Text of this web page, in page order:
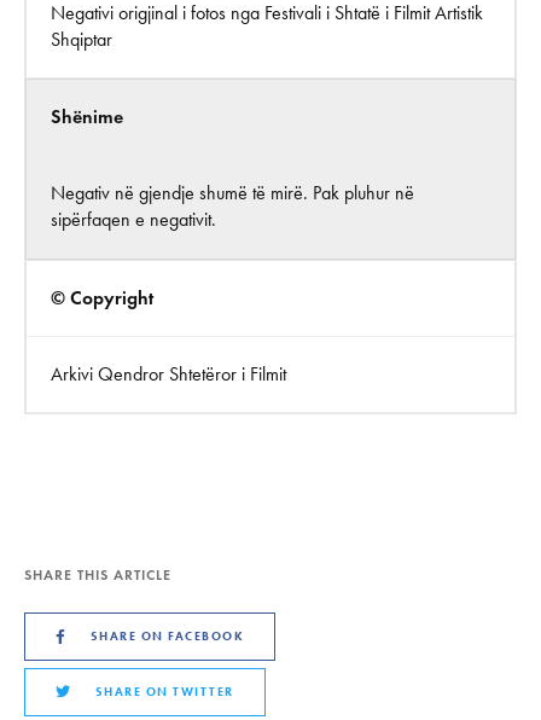
Negativi origjinal i fotos nga Festivali i Shtatë i Filmit Artistik
Shqiptar
Shënime
Negativ në gjendje shumë të mirë. Pak pluhur në
sipërfaqen e negativit.
© Copyright
Arkivi Qendror Shtetëror i Filmit
SHARE THIS ARTICLE
SHARE ON FACEBOOK
SHARE ON TWITTER